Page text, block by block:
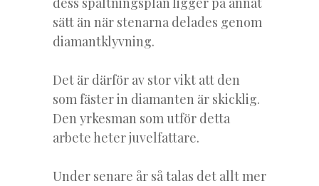
sätt än när stenarna delades genom
diamantklyvning.
Det är därför av stor vikt att den
som fäster in diamanten är skicklig.
Den yrkesman som utför detta
arbete heter juvelfattare.
Under senare år så talas det allt mer